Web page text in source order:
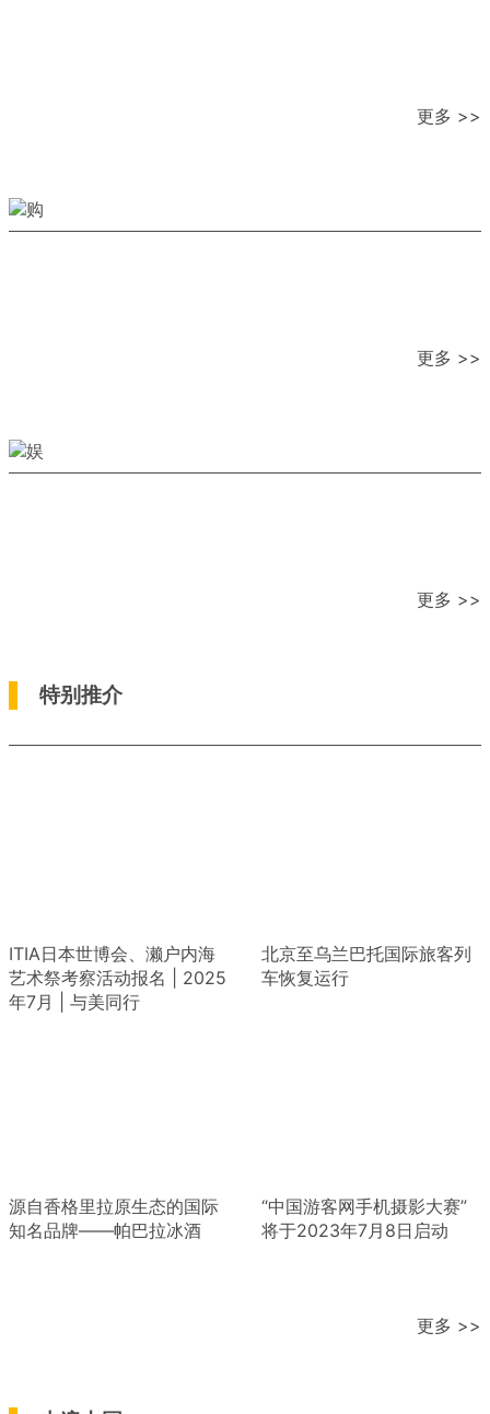
更多 >>
更多 >>
更多 >>
特别推介
ITIA日本世博会、濑户内海
艺术祭考察活动报名 | 2025
年7月 | 与美同行
北京至乌兰巴托国际旅客列
车恢复运行
源自香格里拉原生态的国际
知名品牌——帕巴拉冰酒
“中国游客网手机摄影大赛”
将于2023年7月8日启动
更多 >>